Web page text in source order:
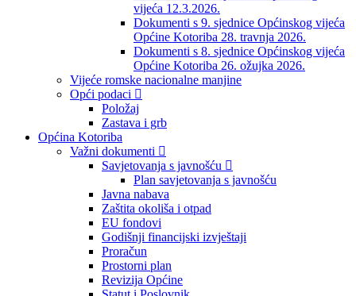
vijeća 12.3.2026.
Dokumenti s 9. sjednice Općinskog vijeća
Općine Kotoriba 28. travnja 2026.
Dokumenti s 8. sjednice Općinskog vijeća
Općine Kotoriba 26. ožujka 2026.
Vijeće romske nacionalne manjine
Opći podaci
Položaj
Zastava i grb
Općina Kotoriba
Važni dokumenti
Savjetovanja s javnošću
Plan savjetovanja s javnošću
Javna nabava
Zaštita okoliša i otpad
EU fondovi
Godišnji financijski izvještaji
Proračun
Prostorni plan
Revizija Općine